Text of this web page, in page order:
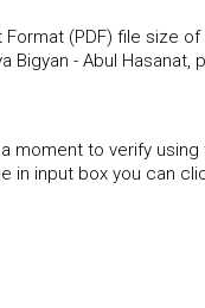
(PDF) file size of
Bigyan - Abul Hasanat,
moment to verify using
in input box you can